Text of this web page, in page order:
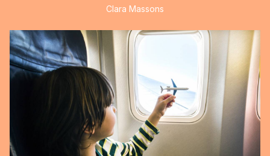
Clara Massons